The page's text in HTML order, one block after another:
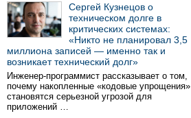
Сергей Кузнецов о
техническом долге в
критических системах:
«Никто не планировал 3,5
миллиона записей — именно так и
возникает технический долг»
Инженер-программист рассказывает о том,
почему накопленные «кодовые упрощения»
становятся серьезной угрозой для
приложений …